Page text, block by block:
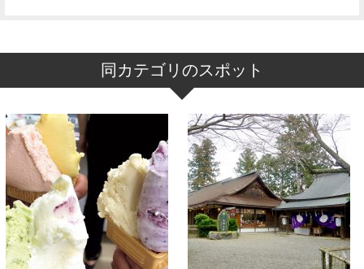
同カテゴリのスポット